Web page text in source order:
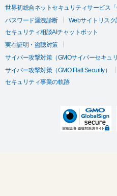
世界初総合ネットセキュリティサービス「
パスワード漏洩診断
Webサイトリスク
セキュリティ相談AIチャットボット
実在証明・盗聴対策
サイバー攻撃対策（GMOサイバーセキュ
サイバー攻撃対策（GMO Flatt Security）
セキュリティ事業の軌跡